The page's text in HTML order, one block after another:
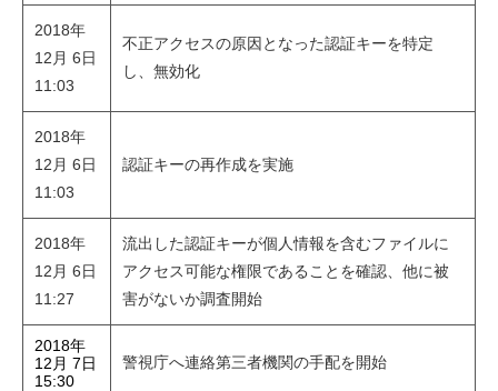
2018年
12月 6日
11:03
不正アクセスの原因となった認証キーを特定
し、無効化
2018年
12月 6日
11:03
認証キーの再作成を実施
2018年
12月 6日
11:27
流出した認証キーが個人情報を含むファイルに
アクセス可能な権限であることを確認、他に被
害がないか調査開始
2018年
12月 7日
15:30
警視庁へ連絡第三者機関の手配を開始